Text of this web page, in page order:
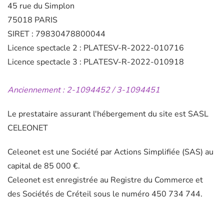
45 rue du Simplon
75018 PARIS
SIRET : 79830478800044
Licence spectacle 2 : PLATESV-R-2022-010716
Licence spectacle 3 : PLATESV-R-2022-010918
Anciennement : 2-1094452 / 3-1094451
Le prestataire assurant l'hébergement du site est SASL
CELEONET
Celeonet est une Société par Actions Simplifiée (SAS) au
capital de 85 000 €.
Celeonet est enregistrée au Registre du Commerce et
des Sociétés de Créteil sous le numéro 450 734 744.